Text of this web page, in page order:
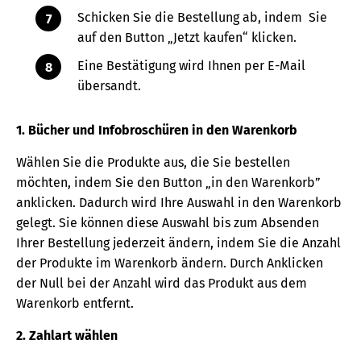
Schicken Sie die Bestellung ab, indem Sie
auf den Button „Jetzt kaufen“ klicken.
Eine Bestätigung wird Ihnen per E-Mail
übersandt.
1. Bücher und Infobroschüren in den Warenkorb
Wählen Sie die Produkte aus, die Sie bestellen
möchten, indem Sie den Button „in den Warenkorb”
anklicken. Dadurch wird Ihre Auswahl in den Warenkorb
gelegt. Sie können diese Auswahl bis zum Absenden
Ihrer Bestellung jederzeit ändern, indem Sie die Anzahl
der Produkte im Warenkorb ändern. Durch Anklicken
der Null bei der Anzahl wird das Produkt aus dem
Warenkorb entfernt.
2. Zahlart wählen